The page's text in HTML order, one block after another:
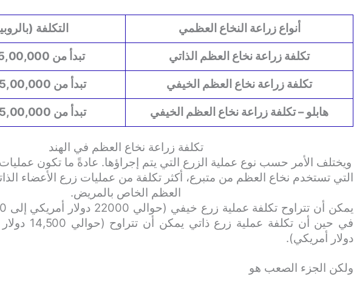
أنواع زراعة النخاع العظمي
التكلفة
تكلفة زراعة نخاع العظم الذاتي
تبدأ من 15,00,000 روبية هندية
تكلفة زراعة نخاع العظم الخيفي
تبدأ من 25,00,000 روبية هندية
هابلو – تكلفة زراعة نخاع العظم الخيفي
تبدأ من 35,00,000 روبية هندية
تكلفة زراعة نخاع العظم في الهند
ويختلف الأمر حسب نوع عملية الزرع التي يتم إجراؤها. عادةً ما تكون
التي تستخدم نخاع العظم من متبرع، أكثر تكلفة من عمليات زرع الأعضاء
العظم الخاص بالمريض.
دولار أمريكي).
ولكن الجزء الصعب هو